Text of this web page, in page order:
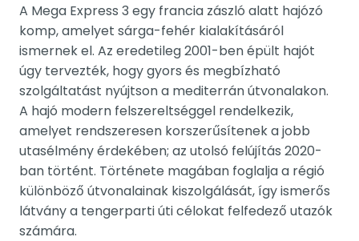
A Mega Express 3 egy francia zászló alatt hajózó
komp, amelyet sárga-fehér kialakításáról
ismernek el. Az eredetileg 2001-ben épült hajót
úgy tervezték, hogy gyors és megbízható
szolgáltatást nyújtson a mediterrán útvonalakon.
A hajó modern felszereltséggel rendelkezik,
amelyet rendszeresen korszerűsítenek a jobb
utasélmény érdekében; az utolsó felújítás 2020-
ban történt. Története magában foglalja a régió
különböző útvonalainak kiszolgálását, így ismerős
látvány a tengerparti úti célokat felfedező utazók
számára.